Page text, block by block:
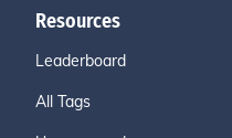
Resources
Leaderboard
All Tags